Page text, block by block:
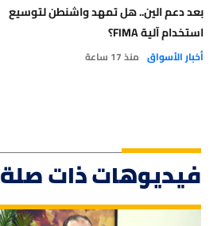
بعد دعم الين.. هل تمهد واشنطن لتوسيع
استخدام آلية FIMA؟
أخبار الأسواق منذ 17 ساعة
فيديوهات ذات صلة